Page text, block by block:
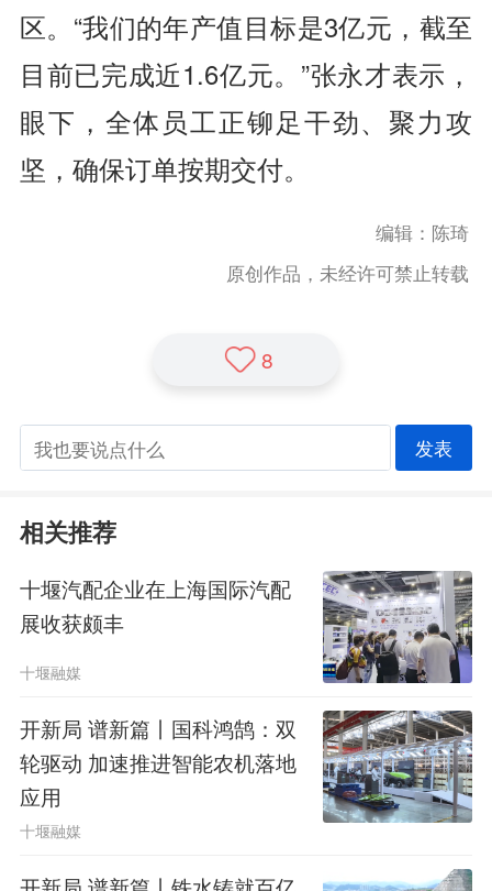
区。“我们的年产值目标是3亿元，截至
目前已完成近1.6亿元。”张永才表示，
眼下，全体员工正铆足干劲、聚力攻
坚，确保订单按期交付。
编辑：陈琦
原创作品，未经许可禁止转载
8
发表
相关推荐
十堰汽配企业在上海国际汽配
展收获颇丰
十堰融媒
开新局 谱新篇丨国科鸿鹄：双
轮驱动 加速推进智能农机落地
应用
十堰融媒